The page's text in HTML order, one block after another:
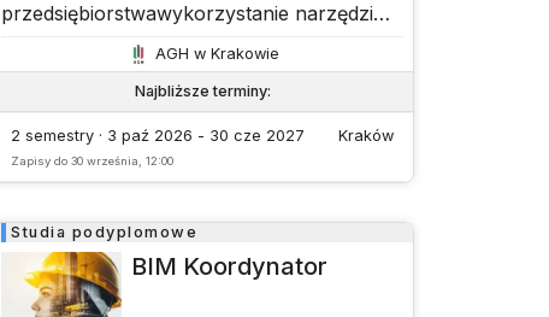
przedsiębiorstwawykorzystanie narzędzi
analityki finansowejprzygotowanie do
podejmowania decyzji operacyjnych,
taktycznych i strategicznychpoznanie
narzędzi informatycznych wspierających
analizę finansowąProgram łączy:część
teoretycznączęść praktyczną (w tym
Comarch)
AGH w Krakowie
Najbliższe terminy:
2 semestry · 3 paź 2026 - 30 cze 2027
Zapisy do 30 września, 12:00
Kraków
Studia podyplomowe
BIM Koordynator